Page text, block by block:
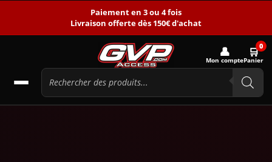
Paiement en 3 ou 4 fois
Livraison offerte dès 150€ d'achat
👤
Mon compte
🛒0
Panier